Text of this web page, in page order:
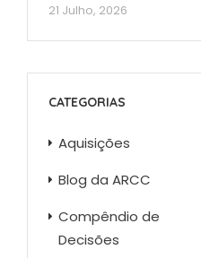
21 Julho, 2026
CATEGORIAS
Aquisições
Blog da ARCC
Compêndio de
Decisões